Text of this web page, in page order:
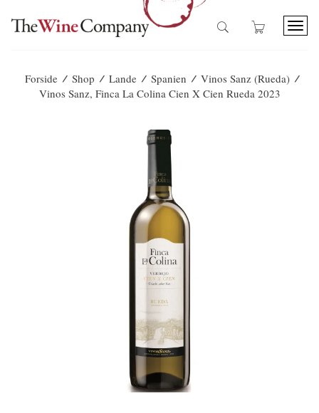
T
l
Forside / Shop / Lande / Spanien / Vinos Sanz (Rueda) /
Vinos Sanz, Finca La Colina Cien X Cien Rueda 2023